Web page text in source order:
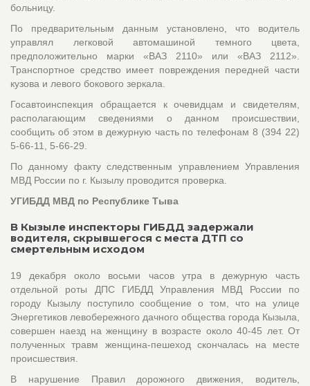
больницу.
По предварительным данным установлено, что водитель
управлял легковой автомашиной темного цвета,
предположительно марки «ВАЗ 2110» или «ВАЗ 2112».
Транспортное средство имеет повреждения передней части
кузова и левого бокового зеркала.
Госавтоинспекция обращается к очевидцам и свидетелям,
располагающим сведениями о данном происшествии,
сообщить об этом в дежурную часть по телефонам 8 (394 22)
5-66-11, 5-66-29.
По данному факту следственным управлением Управления
МВД России по г. Кызылу проводится проверка.
УГИБДД МВД по Республике Тыва
В Кызыле инспекторы ГИБДД задержали
водителя, скрывшегося с места ДТП со
смертельным исходом
19 декабря около восьми часов утра в дежурную часть
отдельной роты ДПС ГИБДД Управления МВД России по
городу Кызылу поступило сообщение о том, что на улице
Энергетиков левобережного дачного общества города Кызыла,
совершен наезд на женщину в возрасте около 40-45 лет. От
полученных травм женщина-пешеход скончалась на месте
происшествия.
В нарушение Правил дорожного движения, водитель,